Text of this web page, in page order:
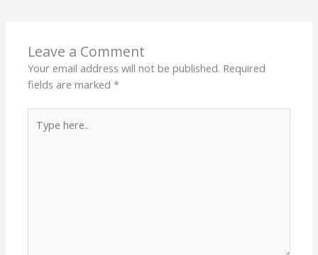
Leave a Comment
Your email address will not be published. Required
fields are marked*
here..